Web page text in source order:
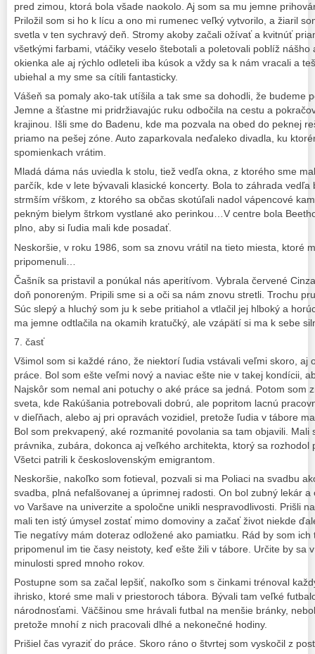
pred zimou, ktorá bola všade naokolo. Aj som sa mu jemne
Priložil som si ho k lícu a ono mi rumenec veľký vytvorilo, a žiaril
svetla v ten sychravý deň. Stromy akoby začali ožívať a kvitnúť
všetkými farbami, vtáčiky veselo štebotali a poletovali poblíž nášho
okienka ale aj rýchlo odleteli iba kúsok a vždy sa k nám vracali a
ubiehal a my sme sa cítili fantasticky.
Vášeň sa pomaly ako-tak utíšila a tak sme sa dohodli, že budeme
Jemne a šťastne mi pridržiavajúc ruku odbočila na cestu a
krajinou. Išli sme do Badenu, kde ma pozvala na obed do peknej
priamo na pešej zóne. Auto zaparkovala neďaleko divadla, ku
spomienkach vrátim.
Mladá dáma nás uviedla k stolu, tiež vedľa okna, z ktorého sme
parčík, kde v lete bývavali klasické koncerty. Bola to záhrada
strmším vŕškom, z ktorého sa občas skotúľali nadol vápencové
pekným bielym štrkom vystlané ako perinkou…V centre bola
plno, aby si ľudia mali kde posadať.
Neskoršie, v roku 1986, som sa znovu vrátil na tieto miesta, ktoré
pripomenuli…
Čašník sa pristavil a ponúkal nás aperitívom. Vybrala červené
doň ponoreným. Pripili sme si a oči sa nám znovu stretli. Trochu
Súc slepý a hluchý som ju k sebe pritiahol a vtlačil jej hlboký a
ma jemne odtlačila na okamih kratučký, ale vzápätí si ma k sebe
7. časť
Všimol som si každé ráno, že niektorí ľudia vstávali veľmi skoro, aj
práce. Bol som ešte veľmi nový a naviac ešte nie v takej kondícii,
Najskôr som nemal ani potuchy o aké práce sa jedná. Potom som
sveta, kde Rakúšania potrebovali dobrú, ale popritom lacnú
v dieľňach, alebo aj pri opravách vozidiel, pretože ľudia v tábore
Bol som prekvapený, aké rozmanité povolania sa tam objavili. Mali
právnika, zubára, dokonca aj veľkého architekta, ktorý sa rozhodol
Všetci patrili k československým emigrantom.
Neskoršie, nakoľko som fotieval, pozvali si ma Poliaci na svadbu
svadba, plná nefalšovanej a úprimnej radosti. On bol zubný lekár
vo Varšave na univerzite a spoločne unikli nespravodlivosti. Prišli
mali ten istý úmysel zostať mimo domoviny a začať život niekde
Tie negatívy mám doteraz odložené ako pamiatku. Rád by som ich
pripomenul im tie časy neistoty, keď ešte žili v tábore. Určite by sa
minulosti spred mnoho rokov.
Postupne som sa začal lepšiť, nakoľko som s činkami trénoval
ihrisko, ktoré sme mali v priestoroch tábora. Bývali tam veľké
národnosťami. Väčšinou sme hrávali futbal na menšie bránky,
pretože mnohí z nich pracovali dlhé a nekonečné hodiny.
Prišiel čas vyraziť do práce. Skoro ráno o štvrtej som vyskočil z